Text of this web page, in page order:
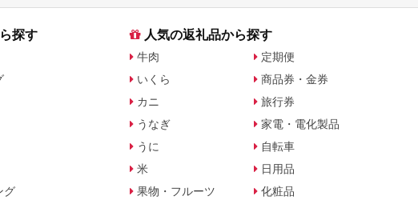
探す
グ
人気の返礼品から探す
牛肉
いくら
カニ
うなぎ
うに
米
果物・フルーツ
定期便
商品券・金券
旅行券
家電・電化製品
自転車
日用品
化粧品